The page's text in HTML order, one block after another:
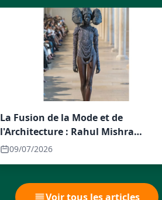
La Fusion de la Mode et de
l'Architecture : Rahul Mishra
s'Inspire des Temples pour sa
09/07/2026
Voir tous les articles